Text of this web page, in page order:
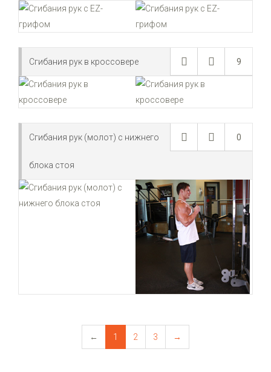
9
Сгибания рук в кроссовере
0
Сгибания рук (молот) с нижнего
блока стоя
← 1 2 3 →